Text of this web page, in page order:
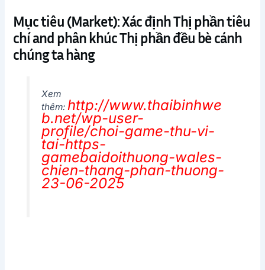
Mục tiêu (Market): Xác định Thị phần tiêu
chí and phân khúc Thị phần đều bè cánh
chúng ta hàng
Xem
thêm: http://www.thaibinhwe
b.net/wp-user-
profile/choi-game-thu-vi-
tai-https-
gamebaidoithuong-wales-
chien-thang-phan-thuong-
23-06-2025